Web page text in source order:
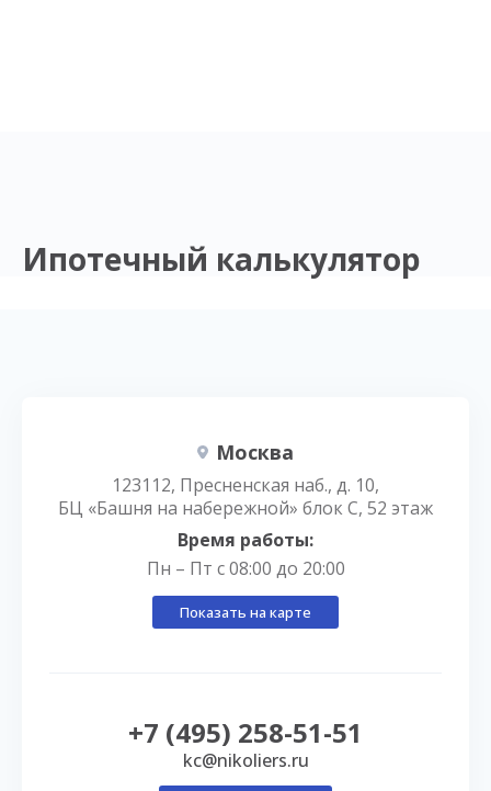
Ипотечный калькулятор
Москва
123112, Пресненская наб., д. 10,
БЦ «Башня на набережной» блок С, 52 этаж
Время работы:
Пн – Пт с 08:00 до 20:00
Показать на карте
+7 (495) 258-51-51
kc@nikoliers.ru